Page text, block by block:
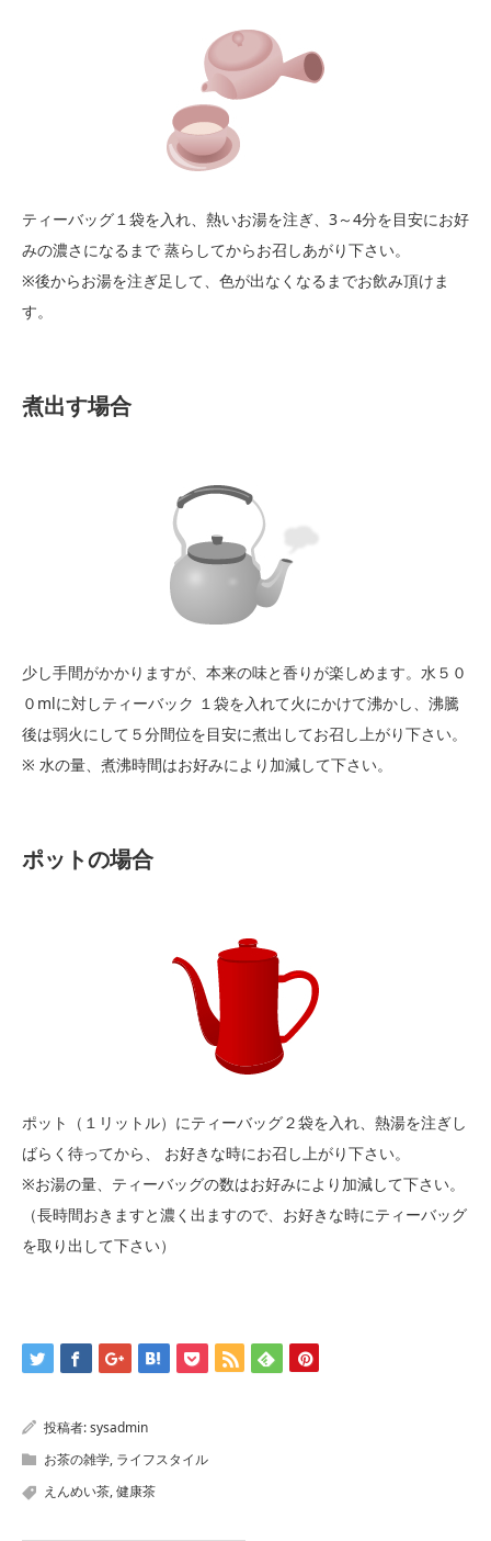
ティーバッグ１袋を入れ、熱いお湯を注ぎ、3～4分を目安にお好
みの濃さになるまで 蒸らしてからお召しあがり下さい。
※後からお湯を注ぎ足して、色が出なくなるまでお飲み頂けま
す。
煮出す場合
少し手間がかかりますが、本来の味と香りが楽しめます。水５０
０mlに対しティーバック １袋を入れて火にかけて沸かし、沸騰
後は弱火にして５分間位を目安に煮出してお召し上がり下さい。
※ 水の量、煮沸時間はお好みにより加減して下さい。
ポットの場合
ポット（１リットル）にティーバッグ２袋を入れ、熱湯を注ぎし
ばらく待ってから、 お好きな時にお召し上がり下さい。
※お湯の量、ティーバッグの数はお好みにより加減して下さい。
（長時間おきますと濃く出ますので、お好きな時にティーバッグ
を取り出して下さい）
投稿者:sysadmin
お茶の雑学, ライフスタイル
えんめい茶,健康茶